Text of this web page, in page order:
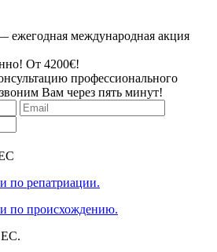
международная акция
От 4200€!
профессионального
Вам через пять минут!
по репатриации.
по происхождению.